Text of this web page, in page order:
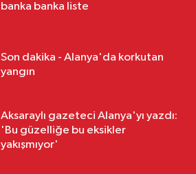
banka banka liste
Son dakika - Alanya'da korkutan
yangın
Aksaraylı gazeteci Alanya'yı yazdı:
'Bu güzelliğe bu eksikler
yakışmıyor'